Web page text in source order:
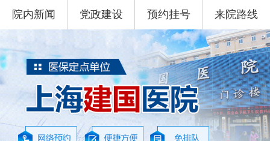
院内新闻 党政建设 预约挂号 来院路线